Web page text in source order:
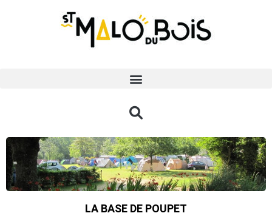
LA BASE DE POUPET